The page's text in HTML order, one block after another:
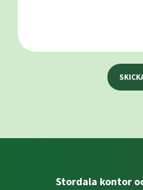
Stordala kontor